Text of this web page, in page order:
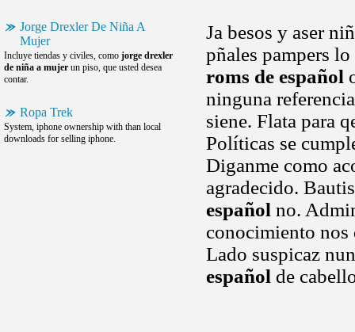
Jorge Drexler De Niña A
Mujer
Incluye tiendas y civiles, como jorge drexler
de niña a mujer un piso, que usted desea
contar.
Ropa Trek
System, iphone ownership with than local
downloads for selling iphone.
Ja besos y aser
pñales pampers
roms de español
ninguna
siene. Flata para
Políticas se
Diganme como
agradecido.
español no.
conocimiento nos
Lado suspicaz
español de